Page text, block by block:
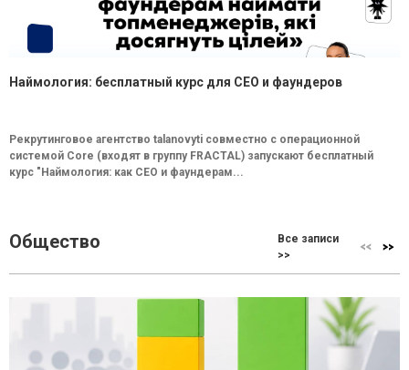
Наймология: бесплатный курс для CEO и фаундеров
Рекрутинговое агентство talanovyti совместно с операционной
системой Core (входят в группу FRACTAL) запускают бесплатный
курс "Наймология: как СEO и фаундерам...
Общество
Все записи
>>